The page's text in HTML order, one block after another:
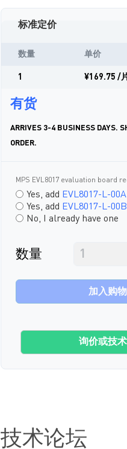
标准定价
数量 单价
1 ¥169.75 /
有货
ARRIVES 3-4 BUSINESS DAYS.
ORDER.
MPS EVL8017 evaluation board
Yes, add EVL8017-L-00A
Yes, add EVL8017-L-00B
No, I already have one
数量
加入购
询价或技
技术论坛